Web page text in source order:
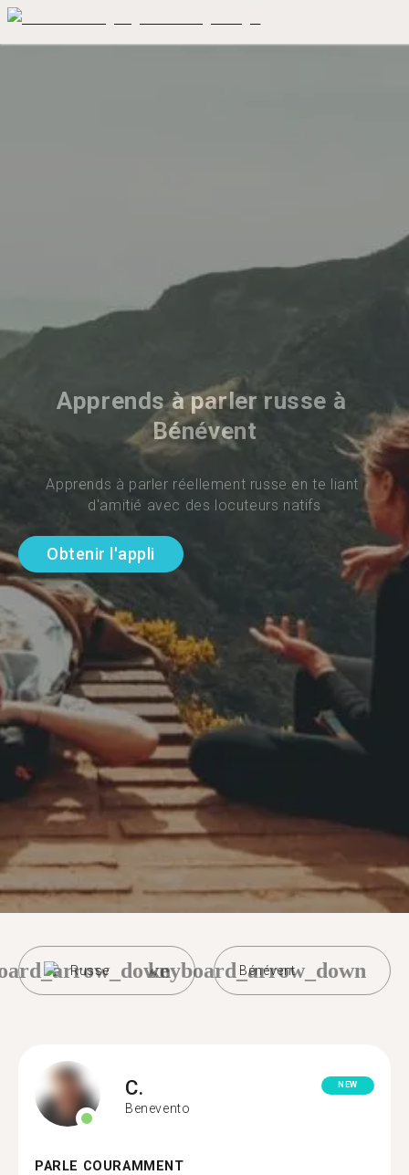
Apprends à parler russe à
Bénévent
Apprends à parler réellement russe en te liant
d'amitié avec des locuteurs natifs
Obtenir l'appli
Russe Bénévent
keyboard_arrow_down
C.
Benevento
NEW
PARLE COURAMMENT